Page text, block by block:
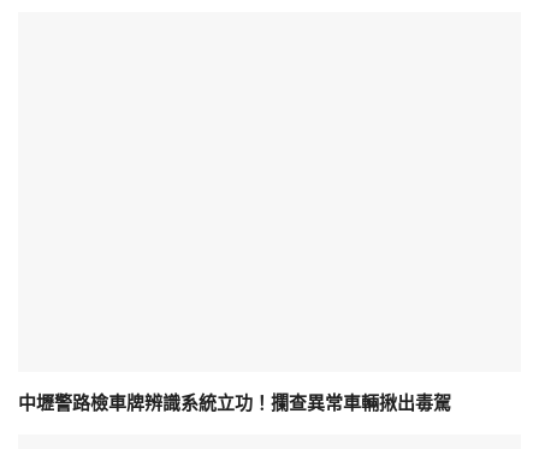
中壢警路檢車牌辨識系統立功！攔查異常車輛揪出毒駕